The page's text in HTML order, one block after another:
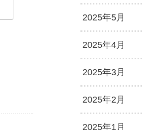
2025年5月
2025年4月
2025年3月
2025年2月
2025年1月